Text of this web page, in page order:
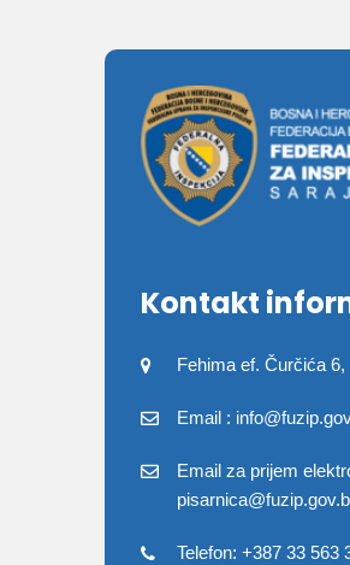
Kontakt
Fehima ef. Čurčića
Email :
Email za prijem
Telefon: +387 33 563